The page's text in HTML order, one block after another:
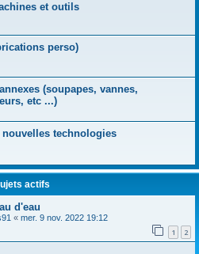
et outils
perso)
(soupapes, vannes,
etc ...)
nouvelles technologies
actifs
d'eau
« mer. 9 nov. 2022 19:12
1 2